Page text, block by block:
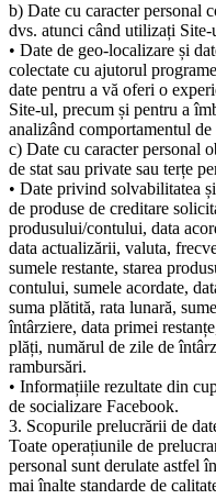
b) Date cu caracter personal
dvs. atunci când utilizați Site-
• Date de geo-localizare și
colectate cu ajutorul
date pentru a vă oferi o
Site-ul, precum și pentru a
analizând comportamentul
c) Date cu caracter personal
de stat sau private sau terțe
• Date privind solvabilitatea
de produse de creditare
produsului/contului, data
data actualizării, valuta,
sumele restante, starea
contului, sumele acordate,
suma plătită, rata lunară,
întârziere, data primei
plăți, numărul de zile de
rambursări.
• Informațiile rezultate din
de socializare Facebook.
3. Scopurile prelucrării de
Toate operațiunile de
personal sunt derulate astfel
mai înalte standarde de